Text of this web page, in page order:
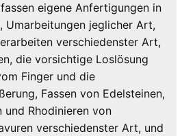
eigene Anfertigungen in
jeglicher Art,
verschiedenster Art,
die vorsichtige Loslösung
Finger und die
Fassen von Edelsteinen,
und Rhodinieren von
verschiedenster Art, und